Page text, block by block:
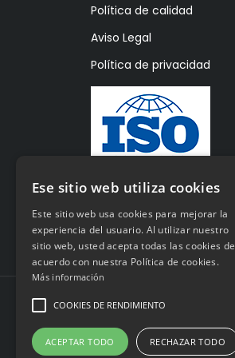
Política de calidad
Aviso Legal
Política de privacidad
© 2026 dglux.es
Ese sitio web utiliza cookies
Este sitio web usa cookies para mejorar la
experiencia del usuario. Al utilizar nuestro
sitio web, usted acepta todas las cookies de
acuerdo con nuestra Política de cookies.
Más información
COOKIES DE RENDIMIENTO
ACEPTAR TODO RECHAZAR TODO